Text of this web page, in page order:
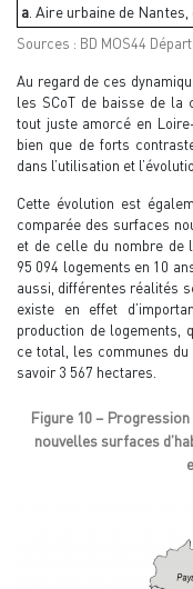
a . Aire urbaine de
Sources : BD MOS44
Au regard de ces
les SCoT de baisse de la
tout juste amorcé en
bien que de forts
dans l’utilisation et
Cette évolution est
comparée des surfaces
et de celle du nombre de
95 094 logements en 10
aussi, différentes réalités
existe en effet
production de logements,
ce total, les communes
savoir 3 567 hectares.
Figure 10 –
nouvelles surfaces